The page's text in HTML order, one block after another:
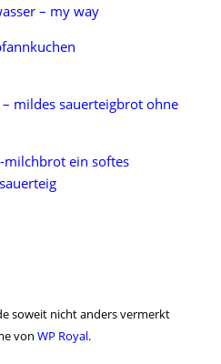
– my way
mildes sauerteigbrot ohne
milchbrot ein softes
soweit nicht anders vermerkt
von WP Royal.